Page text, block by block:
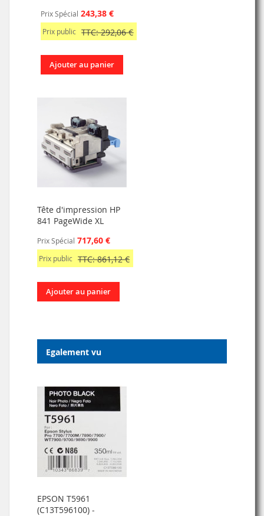
Prix Spécial 243,38 €
Prix public TTC: 292,06 €
Ajouter au panier
Tête d'impression HP
841 PageWide XL
Prix Spécial 717,60 €
Prix public TTC: 861,12 €
Ajouter au panier
Egalement vu
EPSON T5961
(C13T596100) -